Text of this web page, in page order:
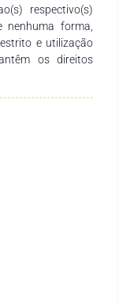
respectivo(s)
nenhuma forma,
e utilização
os direitos